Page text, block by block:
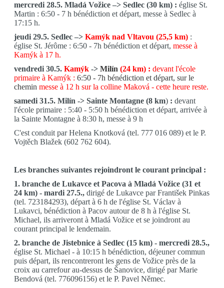
mercredi 28.5. Mladá Vožice –> Sedlec (30 km) : église St.
Martin : 6:50 - 7 h bénédiction et départ, messe à Sedlec à
17:15 h.
jeudi 29.5. Sedlec –> Kamýk nad Vltavou (25,5 km) :
église St. Jérôme : 6:50 - 7h bénédiction et départ, messe à
Kamýk à 17 h.
vendredi 30.5. Kamýk -> Milín (24 km) : devant l'école
primaire à Kamýk : 6:50 - 7h bénédiction et départ, sur le
chemin messe à 12 h sur la colline Maková - cette heure reste.
samedi 31.5. Milín -> Sainte Montagne (8 km) : devant
l'école primaire : 5:40 - 5:50 h bénédiction et départ, arrivée à
la Sainte Montagne à 8:30 h, messe à 9 h
C'est conduit par Helena Knotková (tel. 777 016 089) et le P.
Vojtěch Blažek (602 762 604).
Les branches suivantes rejoindront le courant principal :
1. branche de Lukavce et Pacova à Mladá Vožice (31 et
24 km) - mardi 27.5., dirigé de Lukavce par František Pinkas
(tel. 723184293), départ à 6 h de l'église St. Václav à
Lukavci, bénédiction à Pacov autour de 8 h à l'église St.
Michael, ils arriveront à Mladá Vožice et se joindront au
courant principal le lendemain.
2. branche de Jistebnice à Sedlec (15 km) - mercredi 28.5.,
église St. Michael - à 10:15 h bénédiction, déjeuner commun
puis départ, ils rencontreront les gens de Vožice près de la
croix au carrefour au-dessus de Šanovice, dirigé par Marie
Bendová (tel. 776096156) et le P. Pavel Němec.